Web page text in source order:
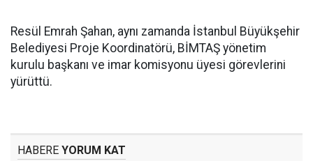
Resül Emrah Şahan, aynı zamanda İstanbul Büyükşehir
Belediyesi Proje Koordinatörü, BİMTAŞ yönetim
kurulu başkanı ve imar komisyonu üyesi görevlerini
yürüttü.
HABERE YORUM KAT